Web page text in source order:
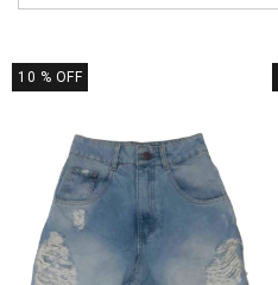
10 % OFF